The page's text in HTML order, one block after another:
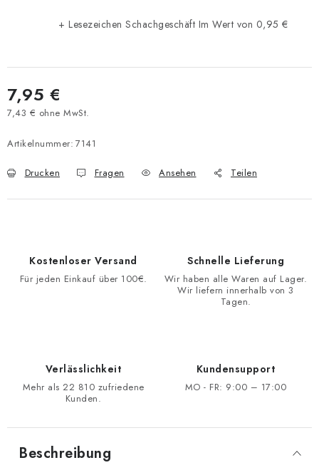
+ Lesezeichen Schachgeschäft Im Wert von 0,95 €
7,95 €
7,43 € ohne MwSt.
Artikelnummer: 7141
Drucken Fragen Ansehen Teilen
Kostenloser Versand
Für jeden Einkauf über 100€.
Schnelle Lieferung
Wir haben alle Waren auf Lager.
Wir liefern innerhalb von 3
Tagen.
Verlässlichkeit
Mehr als 22 810 zufriedene
Kunden.
Kundensupport
MO - FR: 9:00 – 17:00
Beschreibung